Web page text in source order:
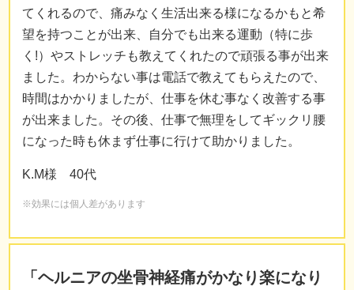
てくれるので、痛みなく生活出来る様になるかもと希
望を持つことが出来、自分でも出来る運動（特に歩
く!）やストレッチも教えてくれたので頑張る事が出来
ました。わからない事は電話で教えてもらえたので、
時間はかかりましたが、仕事を休む事なく改善する事
が出来ました。その後、仕事で無理をしてギックリ腰
になった時も休まず仕事に行けて助かりました。
K.M様 40代
※効果には個人差があります
「ヘルニアの坐骨神経痛がかなり楽になり